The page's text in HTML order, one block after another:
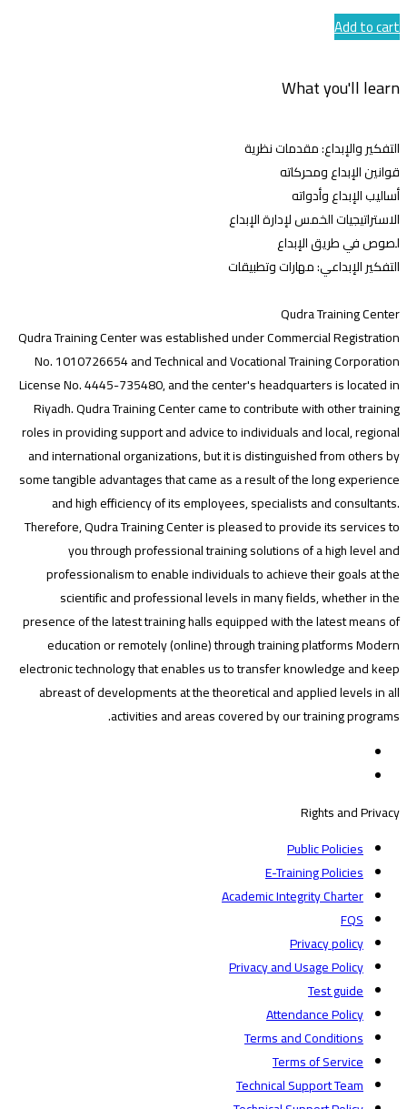
Add to cart
What you'll learn
التفكير والإبداع: مقدمات نظرية
قوانين الإبداع ومحركاته
أساليب الإبداع وأدواته
الاستراتيجيات الخمس لإدارة الإبداع
لصوص في طريق الإبداع
التفكير الإبداعي: مهارات وتطبيقات
Qudra Training Center
Qudra Training Center was established under Commercial Registration
No. 1010726654 and Technical and Vocational Training Corporation
License No. 4445-735480, and the center's headquarters is located in
Riyadh. Qudra Training Center came to contribute with other training
roles in providing support and advice to individuals and local, regional
and international organizations, but it is distinguished from others by
some tangible advantages that came as a result of the long experience
and high efficiency of its employees, specialists and consultants.
Therefore, Qudra Training Center is pleased to provide its services to
you through professional training solutions of a high level and
professionalism to enable individuals to achieve their goals at the
scientific and professional levels in many fields, whether in the
presence of the latest training halls equipped with the latest means of
education or remotely (online) through training platforms Modern
electronic technology that enables us to transfer knowledge and keep
abreast of developments at the theoretical and applied levels in all
activities and areas covered by our training programs.
Rights and Privacy
Public Policies
E-Training Policies
Academic Integrity Charter
FQS
Privacy policy
Privacy and Usage Policy
Test guide
Attendance Policy
Terms and Conditions
Terms of Service
Technical Support Team